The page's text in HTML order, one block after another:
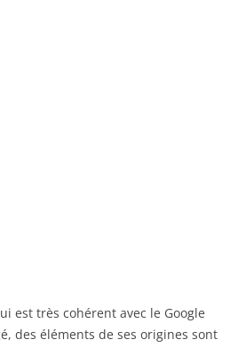
est très cohérent avec le Google
des éléments de ses origines sont